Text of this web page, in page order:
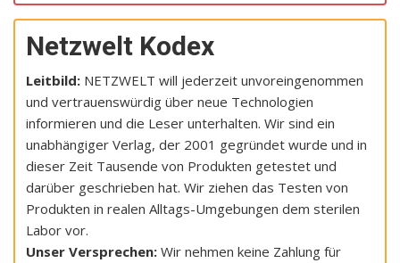
Netzwelt Kodex
Leitbild: NETZWELT will jederzeit unvoreingenommen
und vertrauenswürdig über neue Technologien
informieren und die Leser unterhalten. Wir sind ein
unabhängiger Verlag, der 2001 gegründet wurde und in
dieser Zeit Tausende von Produkten getestet und
darüber geschrieben hat. Wir ziehen das Testen von
Produkten in realen Alltags-Umgebungen dem sterilen
Labor vor.
Unser Versprechen: Wir nehmen keine Zahlung für